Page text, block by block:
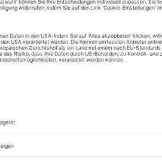
die Zeitschrift
Ausstattung, Architektur
als 30 Ländern
ist sie Organ der
Gesellschaft)
Internationale des
Rundschau
des EVVC